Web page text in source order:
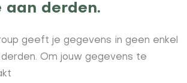
aan derden.
geeft je gegevens in geen enkel
Om jouw gegevens te